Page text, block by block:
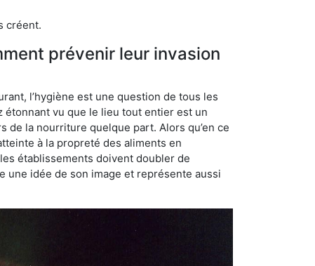
créent.
prévenir leur invasion
l’hygiène est une question de tous les
étonnant vu que le lieu tout entier est un
de la nourriture quelque part. Alors qu’en ce
à la propreté des aliments en
établissements doivent doubler de
une idée de son image et représente aussi